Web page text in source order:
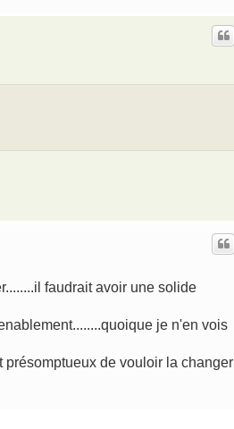
faudrait avoir une solide
je n'en vois
présomptueux de vouloir la changer